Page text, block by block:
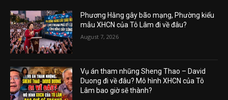
Phương Hằng gây bão mạng, Phường kiểu
mẫu XHCN của Tô Lâm đi về đâu?
August 7, 2026
Vụ án tham nhũng Sheng Thao – David
Duong đi về đâu? Mô hình XHCN của Tô
Lâm bao giờ sẽ thành?